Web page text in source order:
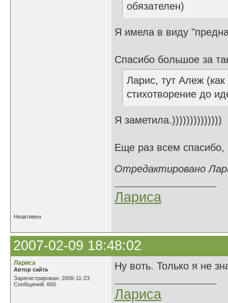
обязателен)
Я имела в виду
Спасибо большое за
Ларис, тут Алеж
стихотворение до
Я заметила.))))))))))))))
Еще раз всем
Отредактировано
Лариса
Неактивен
2007-02-09 18:48:02
Лариса
Автор сайта
Зарегистрирован: 2006-11-23
Сообщений: 660
Ну воть. Только я не
Лариса